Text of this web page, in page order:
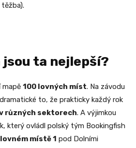
ta nejlepší?
mapě 100 lovných míst. Na závodu
to, že prakticky každý rok
různých sektorech. A výjimkou
který ovládl polský tým Bookingfish
místě 1 pod Dolními